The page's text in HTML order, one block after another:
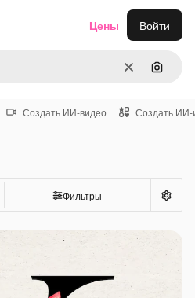
ОчиститьПоиск
Цены Войти
Создать ИИ-видео Создать ИИ-
Фильтры